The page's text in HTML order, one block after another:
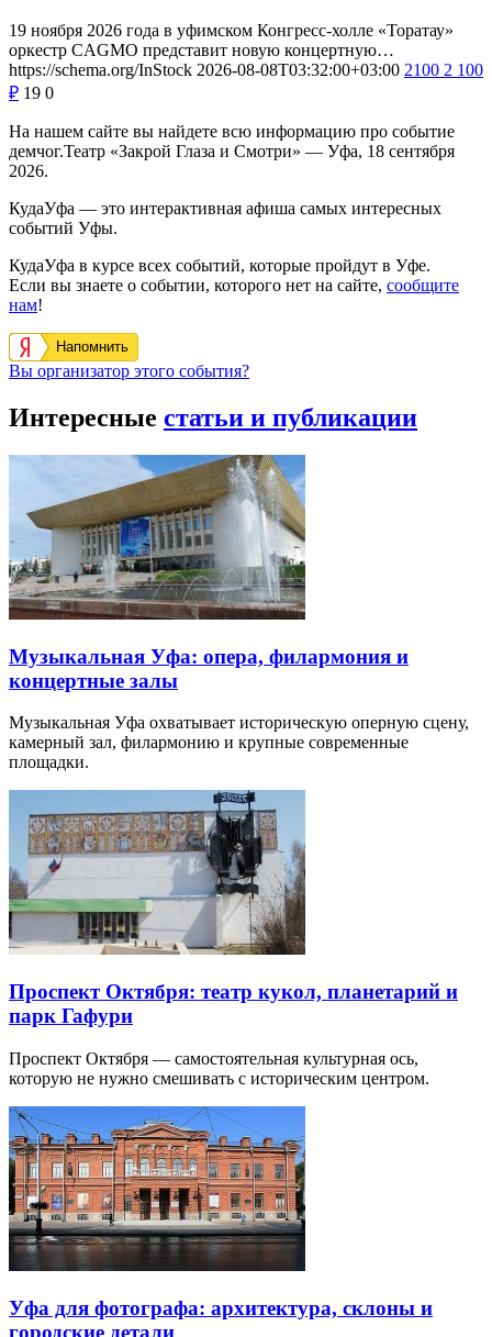
19 ноября 2026 года в уфимском Конгресс-холле «Торатау»
оркестр CAGMO представит новую концертную…
https://schema.org/InStock 2026-08-08T03:32:00+03:00 2100 2 100
₽ 19 0
На нашем сайте вы найдете всю информацию про событие
демчог.Театр «Закрой Глаза и Смотри» — Уфа, 18 сентября
2026.
КудаУфа — это интерактивная афиша самых интересных
событий Уфы.
КудаУфа в курсе всех событий, которые пройдут в Уфе.
Если вы знаете о событии, которого нет на сайте, сообщите
нам!
Напомнить
Вы организатор этого события?
Интересные статьи и публикации
Музыкальная Уфа: опера, филармония и
концертные залы
Музыкальная Уфа охватывает историческую оперную сцену,
камерный зал, филармонию и крупные современные
площадки.
Проспект Октября: театр кукол, планетарий и
парк Гафури
Проспект Октября — самостоятельная культурная ось,
которую не нужно смешивать с историческим центром.
Уфа для фотографа: архитектура, склоны и
городские детали